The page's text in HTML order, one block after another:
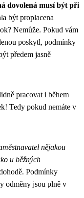
dovolená musí být při
být proplacena
Nemůže. Pokud vám
poskytl, podmínky
předem jasně
pracovat i během
Tedy pokud nemáte v
nějakou
u běžných
Podmínky
odměny jsou plně v